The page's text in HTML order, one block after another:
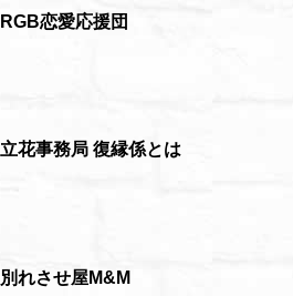
RGB恋愛応援団
立花事務局 復縁係とは
別れさせ屋M&M